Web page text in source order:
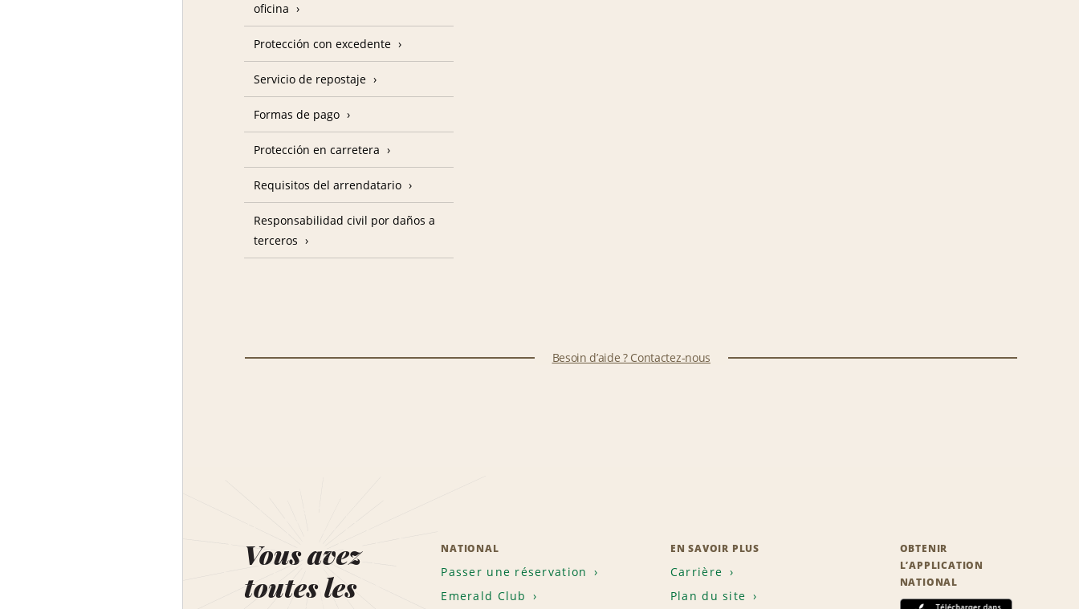
oficina
Protección con excedente
Servicio de repostaje
Formas de pago
Protección en carretera
Requisitos del arrendatario
Responsabilidad civil por daños a
terceros
Besoin d’aide ? Contactez-nous
Vous avez
toutes les
NATIONAL
Passer une réservation
Emerald Club
EN SAVOIR PLUS
Carrière
Plan du site
OBTENIR
L’APPLICATION
NATIONAL